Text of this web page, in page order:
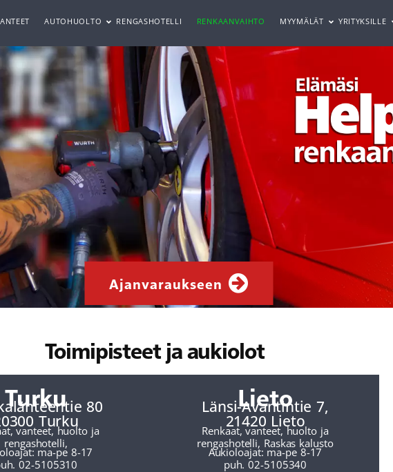
AUTOHUOLTO RENGASHOTELLI RENKAANVAIHTO MYYMÄLÄT YRITYKSILLE
Ajanvaraukseen
Toimipisteet ja aukiolot
Turku 80
Turku
vanteet, huolto ja
rengashotelli,
ma-pe 8-17
02-5105310
Lieto
Länsi-Avantintie 7,
21420 Lieto
Renkaat, vanteet, huolto ja
rengashotelli, Raskas kalusto
Aukioloajat: ma-pe 8-17
puh. 02-5105340